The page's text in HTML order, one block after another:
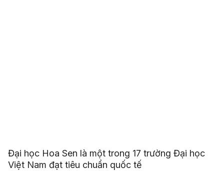
Đại học Hoa Sen là một trong 17 trường Đại học
Việt Nam đạt tiêu chuẩn quốc tế